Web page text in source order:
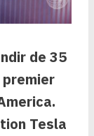
de 35
Tesla